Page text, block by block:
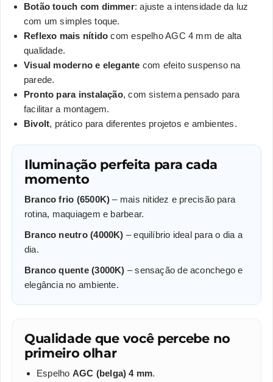
Botão touch com dimmer: ajuste a intensidade da luz
com um simples toque.
Reflexo mais nítido com espelho AGC 4 mm de alta
qualidade.
Visual moderno e elegante com efeito suspenso na
parede.
Pronto para instalação, com sistema pensado para
facilitar a montagem.
Bivolt, prático para diferentes projetos e ambientes.
Iluminação perfeita para cada
momento
Branco frio (6500K) – mais nitidez e precisão para
rotina, maquiagem e barbear.
Branco neutro (4000K) – equilíbrio ideal para o dia a
dia.
Branco quente (3000K) – sensação de aconchego e
elegância no ambiente.
Qualidade que você percebe no
primeiro olhar
Espelho AGC (belga) 4 mm.